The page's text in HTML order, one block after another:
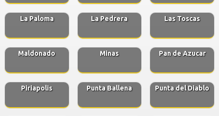
La Paloma La Pedrera Las Toscas
Maldonado Minas Pan de Azucar
Piriapolis Punta Ballena Punta del Diablo